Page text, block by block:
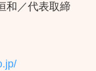
和／代表取締